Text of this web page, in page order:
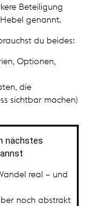
Beteiligung
genannt.
du beides:
Optionen,
die
sichtbar machen)
nächstes
real – und
noch abstrakt